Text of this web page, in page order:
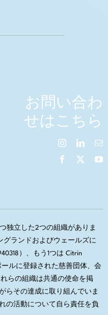
お問い合わ
せはこちら
独立した2つの組織がありま
グランドおよびウェールズに
）、もう1つは Citrin
ールに登録された慈善団体、会
らの組織は共通の使命を掲
らその達成に取り組んでいま
の活動について自ら責任を負